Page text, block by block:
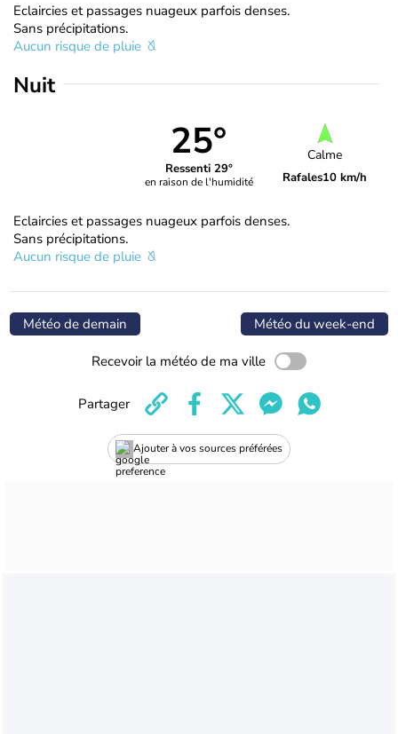
Eclaircies et passages nuageux parfois denses.
Sans précipitations.
Aucun risque de pluie
Nuit
25°
Ressenti 29°
en raison de l'humidité
Calme
Rafales10 km/h
Eclaircies et passages nuageux parfois denses.
Sans précipitations.
Aucun risque de pluie
Météo de demain Météo du week-end
Recevoir la météo de ma ville
Ajouter à vos sources préférées
Partager